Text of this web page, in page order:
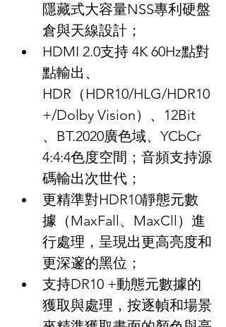
隱藏式大容量NSS專利硬盤
倉與天線設計；
HDMI 2.0支持 4K 60Hz點對
點輸出、
HDR（HDR10/HLG/HDR10
+/Dolby Vision）、12Bit
、BT.2020廣色域、YCbCr
4:4:4色度空間；音頻支持源
碼輸出次世代；
更精準對HDR10靜態元數
據（MaxFall、MaxCll）進
行處理，呈現出更高亮度和
更深邃的黑位；
支持DR10 +動態元數據的
獲取與處理，按逐幀和場景